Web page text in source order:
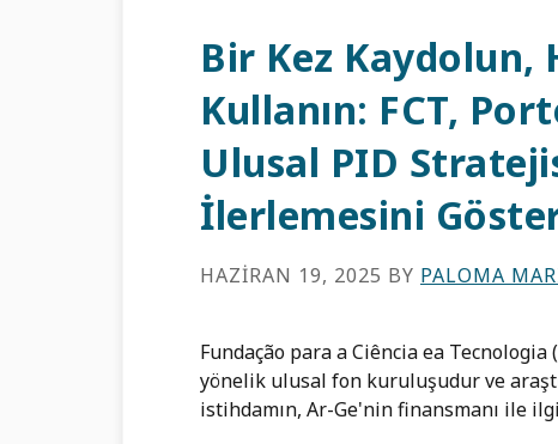
Bir Kez Kaydolun,
Kullanın: FCT,
Ulusal PID
İlerlemesini
HAZIRAN 19, 2025 BY PALOMA
Fundação para a Ciência ea
yönelik ulusal fon kuruluşudur ve
istihdamın, Ar-Ge'nin finansmanı ile